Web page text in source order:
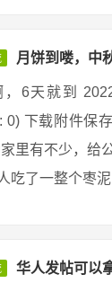
月饼到喽，中
6天就到
0) 下载附件保
里有不少，给
吃了一整个枣
华人发帖可以